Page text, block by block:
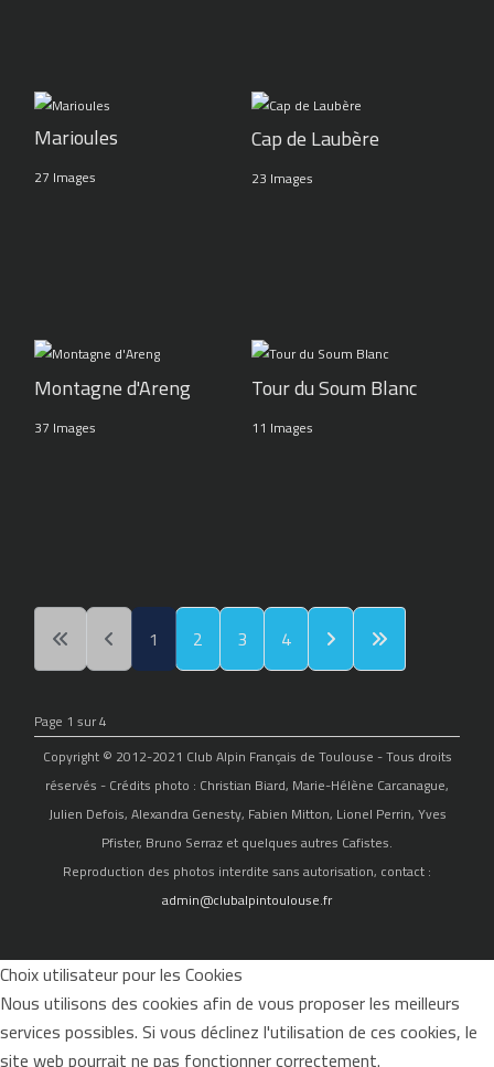
Marioules
27 Images
Cap de Laubère
23 Images
Montagne d'Areng
37 Images
Tour du Soum Blanc
11 Images
1 2 3 4
Page 1 sur 4
Copyright © 2012-2021 Club Alpin Français de Toulouse - Tous droits
réservés - Crédits photo : Christian Biard, Marie-Hélène Carcanague,
Julien Defois, Alexandra Genesty, Fabien Mitton, Lionel Perrin, Yves
Pfister, Bruno Serraz et quelques autres Cafistes.
Reproduction des photos interdite sans autorisation, contact :
admin@clubalpintoulouse.fr
Choix utilisateur pour les Cookies
Nous utilisons des cookies afin de vous proposer les meilleurs
services possibles. Si vous déclinez l'utilisation de ces cookies, le